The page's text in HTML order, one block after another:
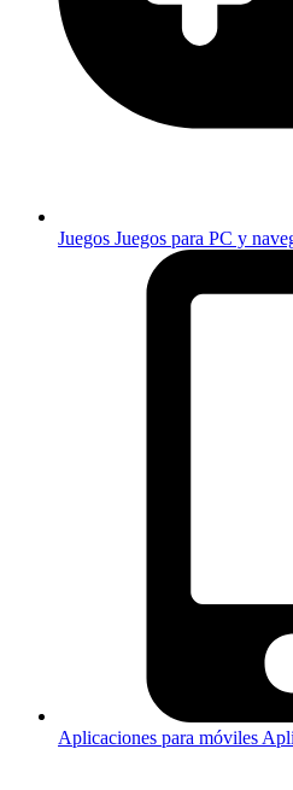
Juegos Juegos para PC y
Aplicaciones para móviles